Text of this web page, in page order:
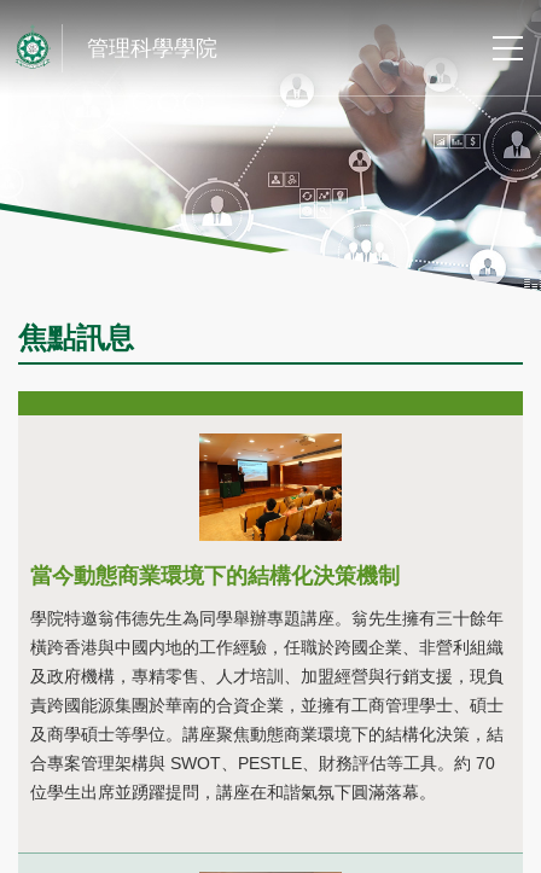
管理科學學院
焦點訊息
當今動態商業環境下的結構化決策機制
學院特邀翁伟德先生為同學舉辦專題講座。翁先生擁有三十餘年
橫跨香港與中國内地的工作經驗，任職於跨國企業、非營利組織
及政府機構，專精零售、人才培訓、加盟經營與行銷支援，現負
責跨國能源集團於華南的合資企業，並擁有工商管理學士、碩士
及商學碩士等學位。講座聚焦動態商業環境下的結構化決策，結
合專案管理架構與 SWOT、PESTLE、財務評估等工具。約 70
位學生出席並踴躍提問，講座在和諧氣氛下圓滿落幕。